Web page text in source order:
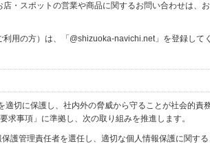
・スポットの営業や商品に関するお問い合わせは、
用の方）は、「@shizuoka-navichi.net」を登録して
切に保護し、社内外の脅威から守ることが社会的責
求事項」に準拠し、次の取り組みを推進します。
護管理責任者を選任し、適切な個人情報保護に関す